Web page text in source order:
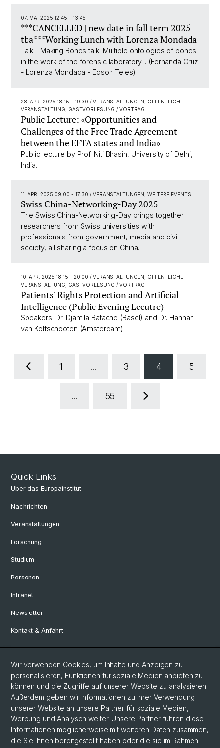
07. MAI 2025 12:45 - 13:45
***CANCELLED | new date in fall term 2025
tba***Working Lunch with Lorenza Mondada
Talk: "Making Bones talk: Multiple ontologies of bones
in the work of the forensic laboratory". (Fernanda Cruz
- Lorenza Mondada - Edson Teles)
28. APR. 2025 18:15 - 19:30 / VERANSTALTUNGEN, ÖFFENTLICHE
VERANSTALTUNG, GASTVORLESUNG / VORTRAG
Public Lecture: «Opportunities and
Challenges of the Free Trade Agreement
between the EFTA states and India»
Public lecture by Prof. Niti Bhasin, University of Delhi,
India.
11. APR. 2025 09:00 - 17:30 / VERANSTALTUNGEN, WEITERE EVENTS
Swiss China-Networking-Day 2025
The Swiss China-Networking-Day brings together
researchers from Swiss universities with
professionals from government, media and civil
society, all sharing a focus on China.
10. APR. 2025 18:15 - 20:00 / VERANSTALTUNGEN, ÖFFENTLICHE
VERANSTALTUNG, GASTVORLESUNG / VORTRAG
Patients’ Rights Protection and Artificial
Intelligence (Public Evening Lecutre)
Speakers: Dr. Djamila Batache (Basel) and Dr. Hannah
van Kolfschooten (Amsterdam)
1 ... 3 4 5
... 55
Quick Links
Über das Europainstitut
Nachrichten
Veranstaltungen
Forschung
Studium
Personen
Intranet
Newsletter
Kontakt & Anfahrt
Social Media
Facebook
LinkedIn
Instagram
Wir verwenden Cookies, um Inhalte und Anzeigen zu
personalisieren, Funktionen für soziale Medien anbieten zu
können und die Zugriffe auf unserer Website zu analysieren.
Außerdem geben wir Informationen zu Ihrer Verwendung
unserer Website an unsere Partner für soziale Medien,
Werbung und Analysen weiter. Unsere Partner führen diese
Informationen möglicherweise mit weiteren Daten zusammen,
die Sie ihnen bereitgestellt haben oder die sie im Rahmen